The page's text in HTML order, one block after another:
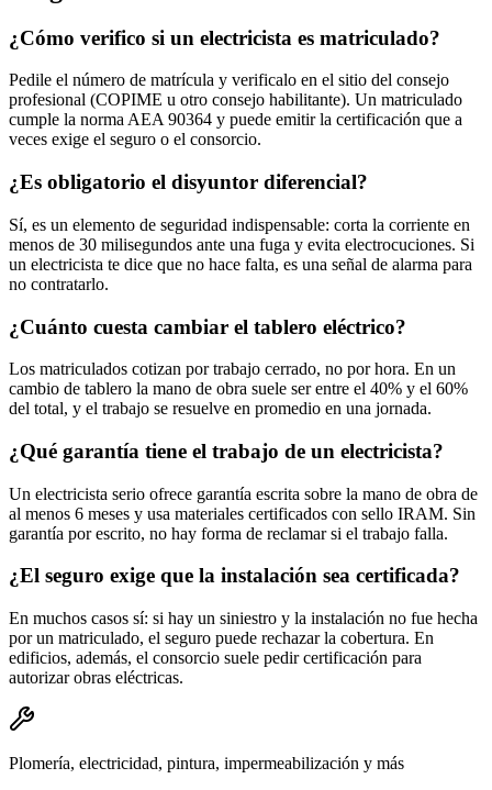
¿Cómo verifico si un electricista es matriculado?
Pedile el número de matrícula y verificalo en el sitio del consejo
profesional (COPIME u otro consejo habilitante). Un matriculado
cumple la norma AEA 90364 y puede emitir la certificación que a
veces exige el seguro o el consorcio.
¿Es obligatorio el disyuntor diferencial?
Sí, es un elemento de seguridad indispensable: corta la corriente en
menos de 30 milisegundos ante una fuga y evita electrocuciones. Si
un electricista te dice que no hace falta, es una señal de alarma para
no contratarlo.
¿Cuánto cuesta cambiar el tablero eléctrico?
Los matriculados cotizan por trabajo cerrado, no por hora. En un
cambio de tablero la mano de obra suele ser entre el 40% y el 60%
del total, y el trabajo se resuelve en promedio en una jornada.
¿Qué garantía tiene el trabajo de un electricista?
Un electricista serio ofrece garantía escrita sobre la mano de obra de
al menos 6 meses y usa materiales certificados con sello IRAM. Sin
garantía por escrito, no hay forma de reclamar si el trabajo falla.
¿El seguro exige que la instalación sea certificada?
En muchos casos sí: si hay un siniestro y la instalación no fue hecha
por un matriculado, el seguro puede rechazar la cobertura. En
edificios, además, el consorcio suele pedir certificación para
autorizar obras eléctricas.
Plomería, electricidad, pintura, impermeabilización y más